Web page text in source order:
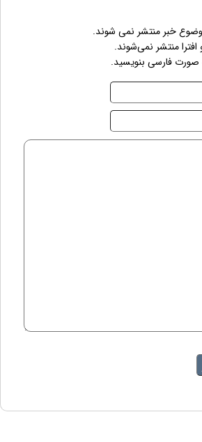
خبر منتشر نمی شوند.
منتشر نمی‌شوند.
صورت فارسی بنویسید.